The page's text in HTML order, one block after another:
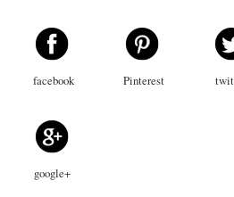
facebook Pinterest
google+